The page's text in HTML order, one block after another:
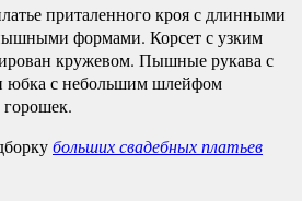
приталенного кроя с длинными
формами. Корсет с узким
кружевом. Пышные рукава с
с небольшим шлейфом
больших свадебных платьев